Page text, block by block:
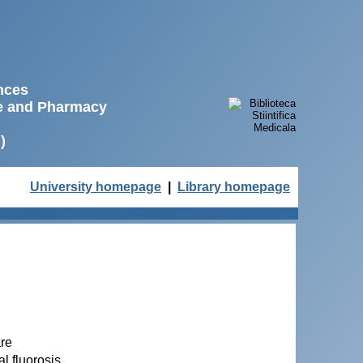
and Pharmacy
University homepage Library homepage
fluorosis